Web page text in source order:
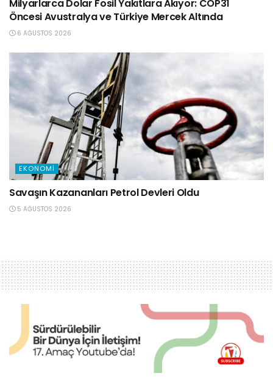
Milyarlarca Dolar Fosil Yakıtlara Akıyor: COP31
Öncesi Avustralya ve Türkiye Mercek Altında
6 AĞUSTOS 2026
EKONOMI
Savaşın Kazananları Petrol Devleri Oldu
5 AĞUSTOS 2026